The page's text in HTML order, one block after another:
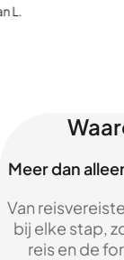
Meer dan
Van
bij elke stap,
reis en de